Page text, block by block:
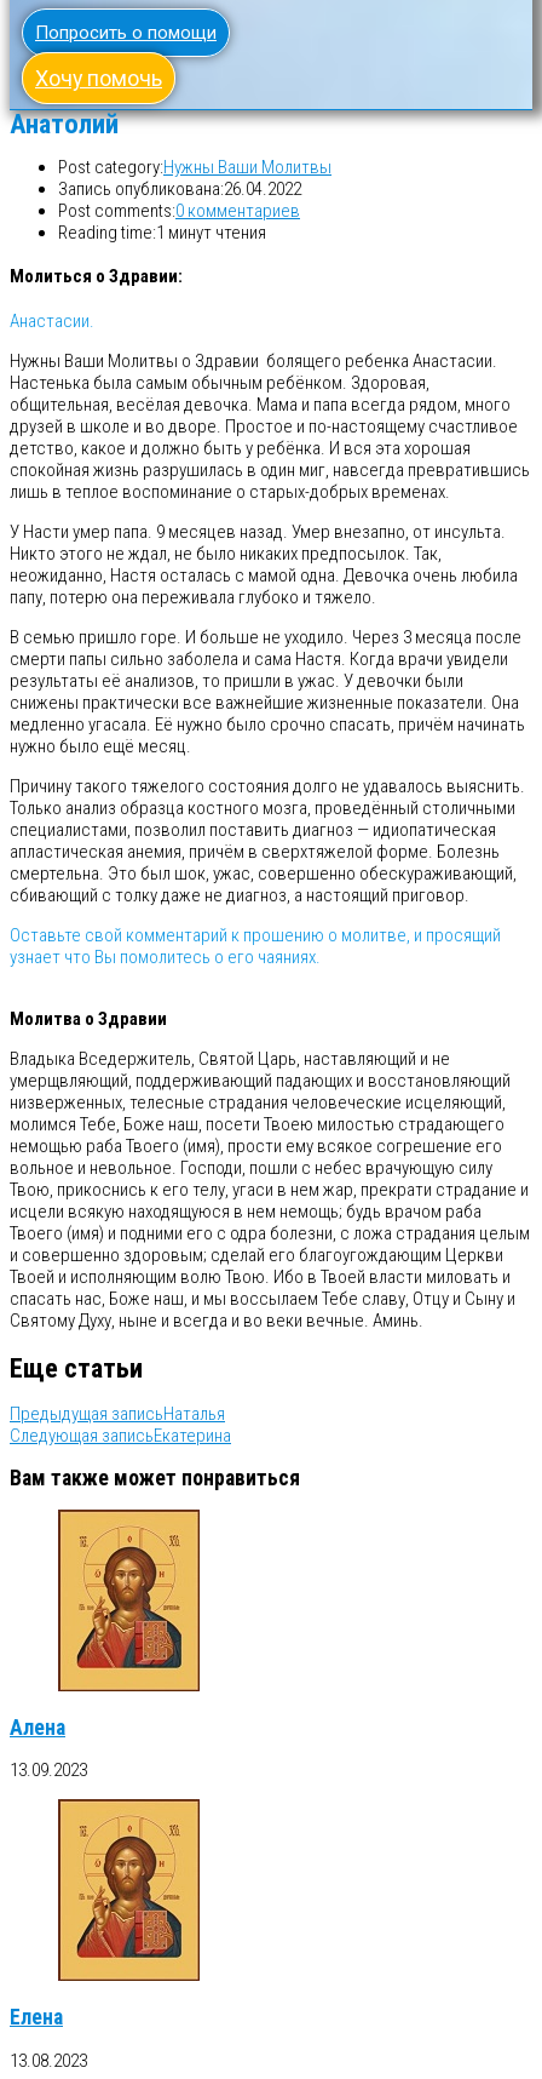
Попросить о помощи
Хочу помочь
Анатолий
Post category:Нужны Ваши Молитвы
Запись опубликована:26.04.2022
Post comments:0 комментариев
Reading time:1 минут чтения
Молиться о Здравии:
Анастасии.
Нужны Ваши Молитвы о Здравии болящего ребенка Анастасии.
Настенька была самым обычным ребёнком. Здоровая,
общительная, весёлая девочка. Мама и папа всегда рядом, много
друзей в школе и во дворе. Простое и по-настоящему счастливое
детство, какое и должно быть у ребёнка. И вся эта хорошая
спокойная жизнь разрушилась в один миг, навсегда превратившись
лишь в теплое воспоминание о старых-добрых временах.
У Насти умер папа. 9 месяцев назад. Умер внезапно, от инсульта.
Никто этого не ждал, не было никаких предпосылок. Так,
неожиданно, Настя осталась с мамой одна. Девочка очень любила
папу, потерю она переживала глубоко и тяжело.
В семью пришло горе. И больше не уходило. Через 3 месяца после
смерти папы сильно заболела и сама Настя. Когда врачи увидели
результаты её анализов, то пришли в ужас. У девочки были
снижены практически все важнейшие жизненные показатели. Она
медленно угасала. Её нужно было срочно спасать, причём начинать
нужно было ещё месяц.
Причину такого тяжелого состояния долго не удавалось выяснить.
Только анализ образца костного мозга, проведённый столичными
специалистами, позволил поставить диагноз — идиопатическая
апластическая анемия, причём в сверхтяжелой форме. Болезнь
смертельна. Это был шок, ужас, совершенно обескураживающий,
сбивающий с толку даже не диагноз, а настоящий приговор.
Оставьте свой комментарий к прошению о молитве, и просящий
узнает что Вы помолитесь о его чаяниях.
Молитва о Здравии
Владыка Вседержитель, Святой Царь, наставляющий и не
умерщвляющий, поддерживающий падающих и восстановляющий
низверженных, телесные страдания человеческие исцеляющий,
молимся Тебе, Боже наш, посети Твоею милостью страдающего
немощью раба Твоего (имя), прости ему всякое согрешение его
вольное и невольное. Господи, пошли с небес врачующую силу
Твою, прикоснись к его телу, угаси в нем жар, прекрати страдание и
исцели всякую находящуюся в нем немощь; будь врачом раба
Твоего (имя) и подними его с одра болезни, с ложа страдания целым
и совершенно здоровым; сделай его благоугождающим Церкви
Твоей и исполняющим волю Твою. Ибо в Твоей власти миловать и
спасать нас, Боже наш, и мы воссылаем Тебе славу, Отцу и Сыну и
Святому Духу, ныне и всегда и во веки вечные. Аминь.
Еще статьи
Предыдущая записьНаталья
Следующая записьЕкатерина
Вам также может понравиться
Алена
13.09.2023
Елена
13.08.2023